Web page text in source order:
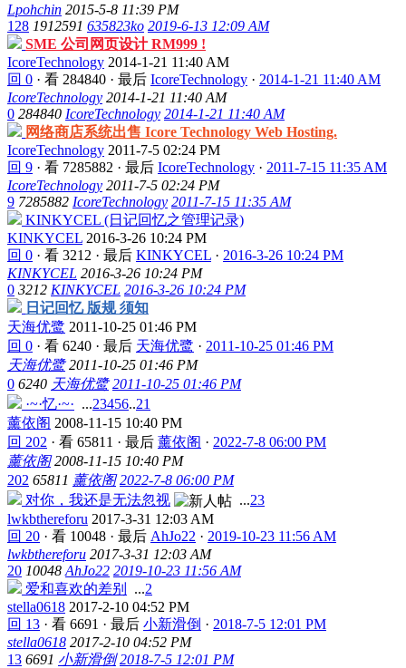
Lpohchin 2015-5-8 11:39 PM
128 1912591 635823ko 2019-6-13 12:09 AM
SME 公司网页设计 RM999 !
IcoreTechnology 2014-1-21 11:40 AM
回 0 · 看 284840 · 最后 IcoreTechnology · 2014-1-21 11:40 AM
IcoreTechnology 2014-1-21 11:40 AM
0 284840 IcoreTechnology 2014-1-21 11:40 AM
网络商店系统出售 Icore Technology Web Hosting.
IcoreTechnology 2011-7-5 02:24 PM
回 9 · 看 7285882 · 最后 IcoreTechnology · 2011-7-15 11:35 AM
IcoreTechnology 2011-7-5 02:24 PM
9 7285882 IcoreTechnology 2011-7-15 11:35 AM
KINKYCEL (日记回忆之管理记录)
KINKYCEL 2016-3-26 10:24 PM
回 0 · 看 3212 · 最后 KINKYCEL · 2016-3-26 10:24 PM
KINKYCEL 2016-3-26 10:24 PM
0 3212 KINKYCEL 2016-3-26 10:24 PM
日记回忆 版规 须知
天海优鹭 2011-10-25 01:46 PM
回 0 · 看 6240 · 最后 天海优鹭 · 2011-10-25 01:46 PM
天海优鹭 2011-10-25 01:46 PM
0 6240 天海优鹭 2011-10-25 01:46 PM
·~·忆·~· ...23456..21
薰依阁 2008-11-15 10:40 PM
回 202 · 看 65811 · 最后 薰依阁 · 2022-7-8 06:00 PM
薰依阁 2008-11-15 10:40 PM
202 65811 薰依阁 2022-7-8 06:00 PM
对你，我还是无法忽视
...23
lwkbthereforu 2017-3-31 12:03 AM
回 20 · 看 10048 · 最后 AhJo22 · 2019-10-23 11:56 AM
lwkbthereforu 2017-3-31 12:03 AM
20 10048 AhJo22 2019-10-23 11:56 AM
爱和喜欢的差别
...2
stella0618 2017-2-10 04:52 PM
回 13 · 看 6691 · 最后 小新滑倒 · 2018-7-5 12:01 PM
stella0618 2017-2-10 04:52 PM
13 6691 小新滑倒 2018-7-5 12:01 PM